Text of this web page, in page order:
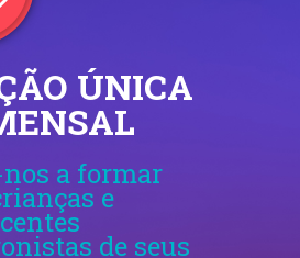
ÚNICA
a formar
e
de seus